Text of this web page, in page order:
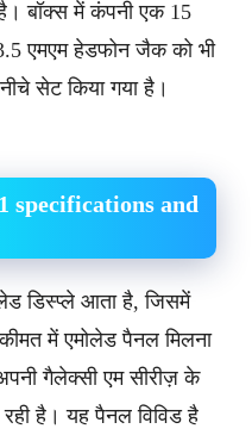
बॉक्स में कंपनी एक 15
3.5 एमएम हेडफोन जैक को भी
सेट किया गया है।
specifications and
डिस्प्ले आता है, जिसमें
में एमोलेड पैनल मिलना
गैलेक्सी एम सीरीज़ के
है। यह पैनल विविड है